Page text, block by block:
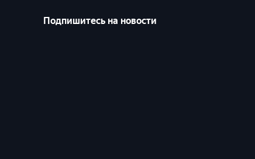
Подпишитесь на новости